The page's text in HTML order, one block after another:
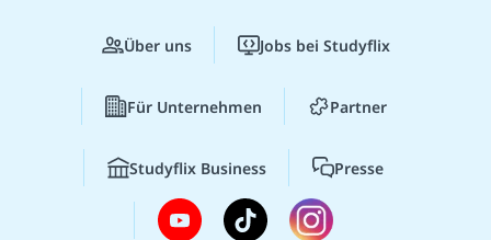
Über uns Jobs bei Studyflix
Für Unternehmen Partner
Studyflix Business Presse